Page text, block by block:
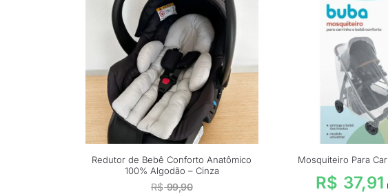
Redutor de Bebê Conforto Anatômico
100% Algodão – Cinza
R$99,90
Mosquiteiro Para
R$ 37,91